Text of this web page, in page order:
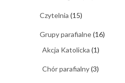
Czytelnia (15)
Grupy parafialne(16)
Akcja Katolicka (1)
Chór parafialny(3)